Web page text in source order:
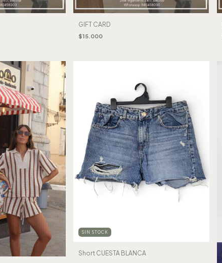
GIFT CARD
$15.000
SIN STOCK
Short CUESTA BLANCA